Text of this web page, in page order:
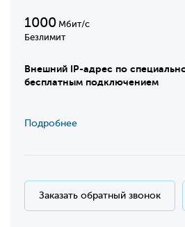
1000 Мбит/с
Безлимит
Внешний IP-адрес по
бесплатным подключением
Подробнее
Заказать обратный звонок